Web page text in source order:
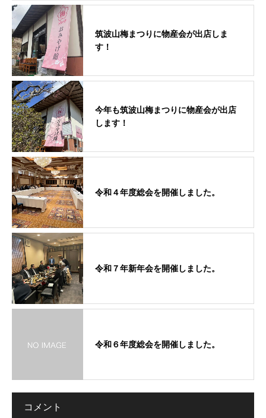
筑波山梅まつりに物産会が出店しま
す！
今年も筑波山梅まつりに物産会が出店
します！
令和４年度総会を開催しました。
令和７年新年会を開催しました。
令和６年度総会を開催しました。
コメント